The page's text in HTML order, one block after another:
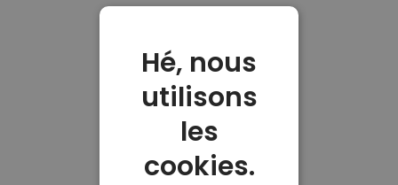
Hé, nous
utilisons
les
cookies.